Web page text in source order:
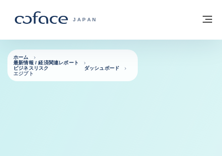
COFACE FOR TRADE - HOMEPAGE
JAPAN
ホームに戻る
ホーム
最新情報 / 経済関連レポート
ビジネスリスク ダッシュボード
エジプト